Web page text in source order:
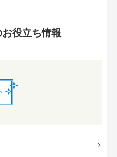
役立ち情報